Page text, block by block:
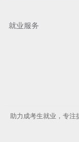
就业服务
助力成考生就业，专注